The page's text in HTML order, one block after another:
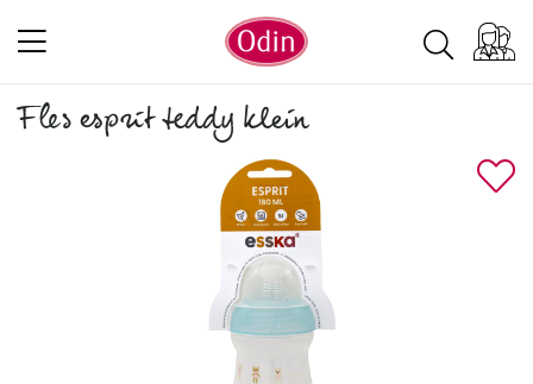
Fles esprit teddy klein